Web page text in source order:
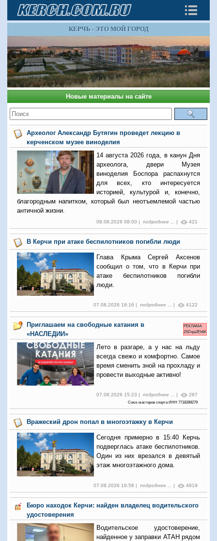
КЕРЧЬ - ЭТО МОЙ ГОРОД
Новые материалы на сайте
Археолог Александр Бутягин проведет лекцию в
керченском музее виноделия
14 августа 2026 года, в канун Дня
археолога, двери Музея
виноделия Боспора распахнутся
для всех, кто интересуется
историей, культурой и, конечно,
благородным напитком, который был неотъемлемой частью
античной жизни.
08.08.2026 08:00 | подробнее ... | 421
В Керчи при атаке беспилотников погибли люди
Глава Крыма Сергей Аксенов
сообщил о том, что в Керчи при
атаке беспилотников погибли
люди.
07.08.2026 18:16 | подробнее ... | 4122
Приглашаем на свободные катания в
«НАСЛЕДИИ»
РЕКЛАМА:
2SDnje2Eh6K
Лето в разгаре, а у нас на льду
всегда свежо и комфортно. Самое
время сменить зной на прохладу и
провести выходные активно!
07.08.2026 15:23 | подробнее ... 287
Союз мастеров спорта ИНН 7718289279
Вражеский дрон попал в многоэтажку в Керчи
Сегодня примерно в 15:40 Керчь
подверглась атаке беспилотников.
Один из них врезался в девятый
этаж многоэтажного дома.
07.08.2026 16:58 | подробнее ... | 4919
Бюро находок Керчи: найден владелец водительского
удостоверения
Водительское удостоверение,
найденное у заправки АТАН рядом